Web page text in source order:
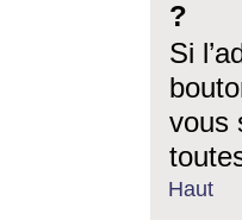
?
Si
vous
Haut